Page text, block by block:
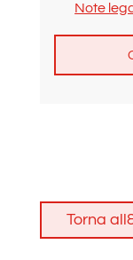
Note
n
Torna